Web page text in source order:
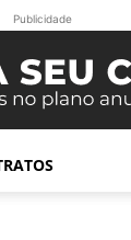
Publicidade